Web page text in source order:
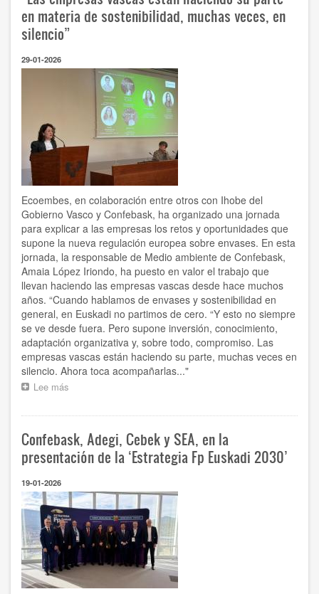
lo
que
hay
integración
el
mercado
laboral”
en materia de sostenibilidad, muchas veces, en
silencio”
29-01-2026
Ecoembes, en colaboración entre otros con Ihobe del
Gobierno Vasco y Confebask, ha organizado una jornada
para explicar a las empresas los retos y oportunidades que
supone la nueva regulación europea sobre envases. En esta
jornada, la responsable de Medio ambiente de Confebask,
Amaia López Iriondo, ha puesto en valor el trabajo que
llevan haciendo las empresas vascas desde hace muchos
años. “Cuando hablamos de envases y sostenibilidad en
general, en Euskadi no partimos de cero. “Y esto no siempre
se ve desde fuera. Pero supone inversión, conocimiento,
adaptación organizativa y, sobre todo, compromiso. Las
empresas vascas están haciendo su parte, muchas veces en
silencio. Ahora toca acompañarlas..."
Lee más
están
haciendo
su
en
materia
de
sostenibilidad,
muchas
veces,
en
silencio”
Confebask, Adegi, Cebek y SEA, en la
presentación de la ‘Estrategia Fp Euskadi 2030’
19-01-2026